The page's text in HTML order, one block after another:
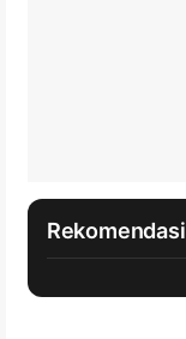
Rekomendasi